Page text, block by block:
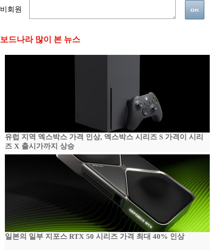
비회원
보드나라 많이 본 뉴스
유럽 지역 엑스박스 가격 인상, 엑스박스 시리즈 S 가격이 시리
즈 X 출시가까지 상승
일본의 일부 지포스 RTX 50 시리즈 가격 최대 40% 인상